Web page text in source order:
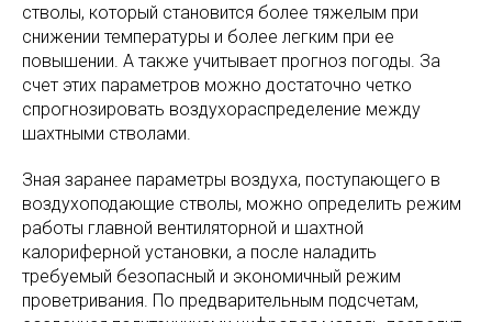
стволы, который становится более тяжелым при
снижении температуры и более легким при ее
повышении. А также учитывает прогноз погоды. За
счет этих параметров можно достаточно четко
спрогнозировать воздухораспределение между
шахтными стволами.
Зная заранее параметры воздуха, поступающего в
воздухоподающие стволы, можно определить режим
работы главной вентиляторной и шахтной
калориферной установки, а после наладить
требуемый безопасный и экономичный режим
проветривания. По предварительным подсчетам,